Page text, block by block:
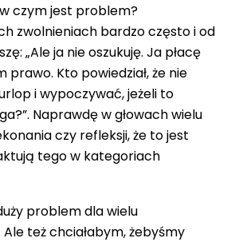
czym jest problem?
zwolnieniach bardzo często i od
„Ale ja nie oszukuję. Ja płacę
prawo. Kto powiedział, że nie
i wypoczywać, jeżeli to
Naprawdę w głowach wielu
czy refleksji, że to jest
tego w kategoriach
problem dla wielu
też chciałabym, żebyśmy